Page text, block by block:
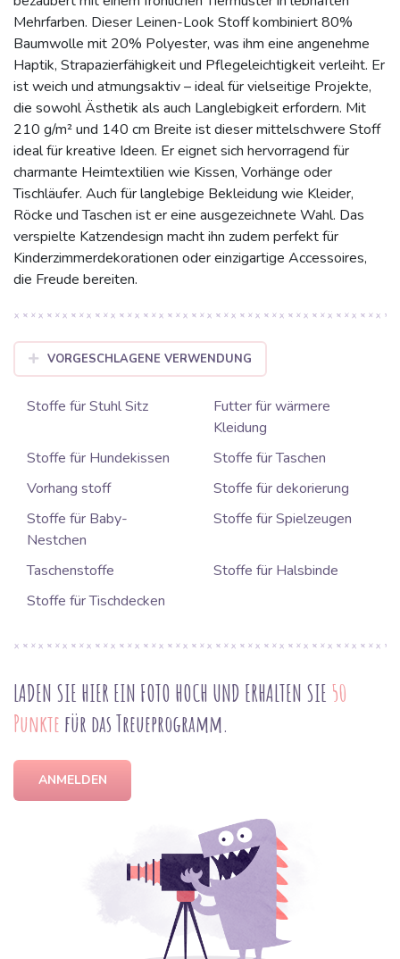
Mehrfarben. Dieser Leinen-Look Stoff kombiniert 80%
Baumwolle mit 20% Polyester, was ihm eine angenehme
Haptik, Strapazierfähigkeit und Pflegeleichtigkeit verleiht. Er
ist weich und atmungsaktiv – ideal für vielseitige Projekte,
die sowohl Ästhetik als auch Langlebigkeit erfordern. Mit
210 g/m² und 140 cm Breite ist dieser mittelschwere Stoff
ideal für kreative Ideen. Er eignet sich hervorragend für
charmante Heimtextilien wie Kissen, Vorhänge oder
Tischläufer. Auch für langlebige Bekleidung wie Kleider,
Röcke und Taschen ist er eine ausgezeichnete Wahl. Das
verspielte Katzendesign macht ihn zudem perfekt für
Kinderzimmerdekorationen oder einzigartige Accessoires,
die Freude bereiten.
VORGESCHLAGENE VERWENDUNG
Stoffe für Stuhl Sitz
Futter für wärmere
Kleidung
Stoffe für Hundekissen
Stoffe für Taschen
Vorhang stoff
Stoffe für dekorierung
Stoffe für Baby-
Nestchen
Stoffe für Spielzeugen
Taschenstoffe
Stoffe für Halsbinde
Stoffe für Tischdecken
LADEN SIE HIER EIN FOTO HOCH UND ERHALTEN SIE 50
Punkte für das Treueprogramm.
ANMELDEN